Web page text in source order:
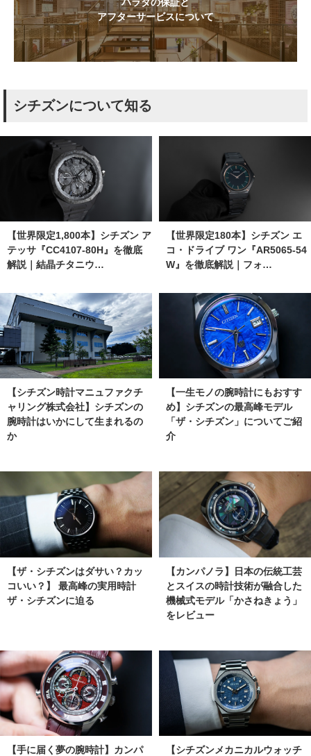
アフターサービスについて
シチズンについて知る
【世界限定1,800本】シチズン ア
テッサ『CC4107-80H』を徹底
解説｜結晶チタニウ…
【世界限定180本】シチズン エ
コ・ドライブ ワン『AR5065-54
W』を徹底解説｜フォ…
【シチズン時計マニュファクチ
ャリング株式会社】シチズンの
腕時計はいかにして生まれるの
か
【一生モノの腕時計にもおすす
め】シチズンの最高峰モデル
「ザ・シチズン」についてご紹
介
【ザ・シチズンはダサい？カッ
コいい？】 最高峰の実用時計
ザ・シチズンに迫る
【カンパノラ】日本の伝統工芸
とスイスの時計技術が融合した
機械式モデル「かさねきょう」
をレビュー
【手に届く夢の腕時計】カンパ
【シチズンメカニカルウォッチ